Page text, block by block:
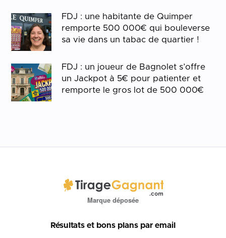
FDJ : une habitante de Quimper
remporte 500 000€ qui bouleverse
sa vie dans un tabac de quartier !
FDJ : un joueur de Bagnolet s’offre
un Jackpot à 5€ pour patienter et
remporte le gros lot de 500 000€
Marque déposée
Résultats et bons plans par email